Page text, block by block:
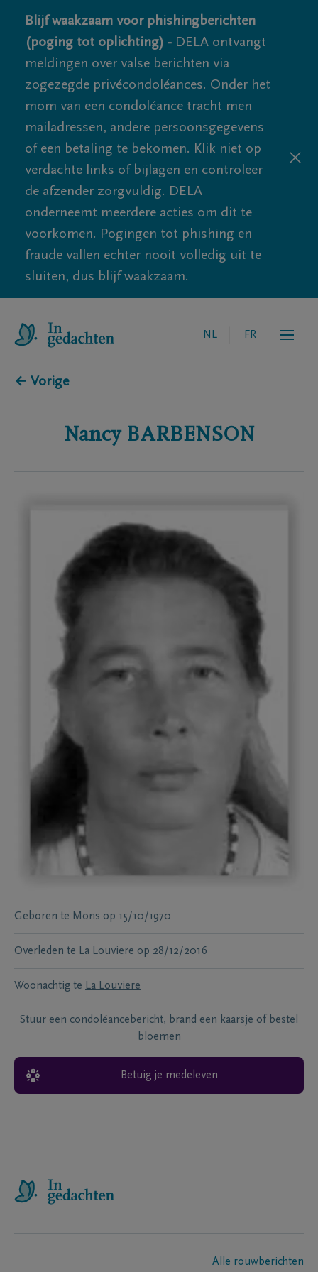
Blijf waakzaam voor phishingberichten
(poging tot oplichting) - DELA ontvangt
meldingen over valse berichten via
zogezegde privécondoléances. Onder het
mom van een condoléance tracht men
mailadressen, andere persoonsgegevens
of een betaling te bekomen. Klik niet op
verdachte links of bijlagen en controleer
de afzender zorgvuldig. DELA
onderneemt meerdere acties om dit te
voorkomen. Pogingen tot phishing en
fraude vallen echter nooit volledig uit te
sluiten, dus blijf waakzaam.
NL FR
← Vorige
Nancy BARBENSON
Geboren te Mons op 15/10/1970
Overleden te La Louviere op 28/12/2016
Woonachtig te La Louviere
Stuur een condoléancebericht, brand een kaarsje of bestel
bloemen
Betuig je medeleven
Alle rouwberichten